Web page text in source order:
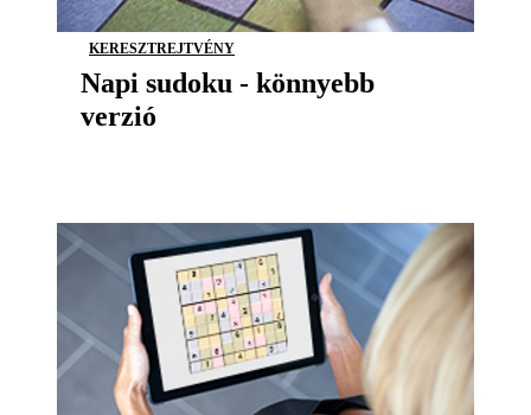
KERESZTREJTVÉNY
Napi sudoku - könnyebb
verzió